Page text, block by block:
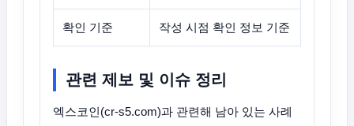
확인 기준 작성 시점 확인 정보 기준
관련 제보 및 이슈 정리
엑스코인(cr-s5.com)과 관련해 남아 있는 사례